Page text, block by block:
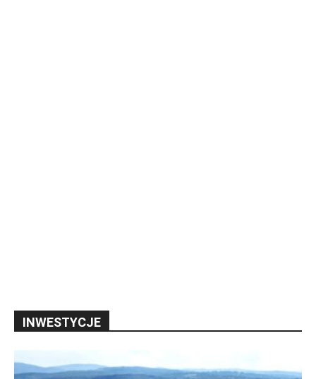
INWESTYCJE